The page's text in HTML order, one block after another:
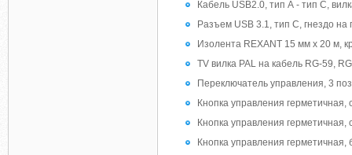
Кабель USB2.0, тип А - тип C,
Разъем USB 3.1, тип C, гнездо на
Изолента REXANT 15 мм х 20 м,
TV вилка PAL на кабель RG-59,
Переключатель управления, 3
Кнопка управления
Кнопка управления
Кнопка управления